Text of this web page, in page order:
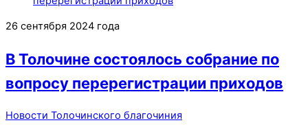
26 сентября 2024 года
В Толочине состоялось собрание по
вопросу перерегистрации приходов
Новости Толочинского благочиния